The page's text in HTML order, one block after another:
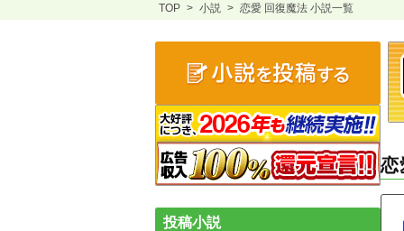
TOP > 小説 > 恋愛 回復魔法 小説一覧
恋
投稿小説